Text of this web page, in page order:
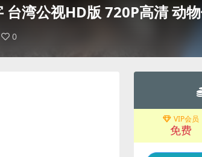
湾公视HD版 720P高清 动
0
VIP会员
免费